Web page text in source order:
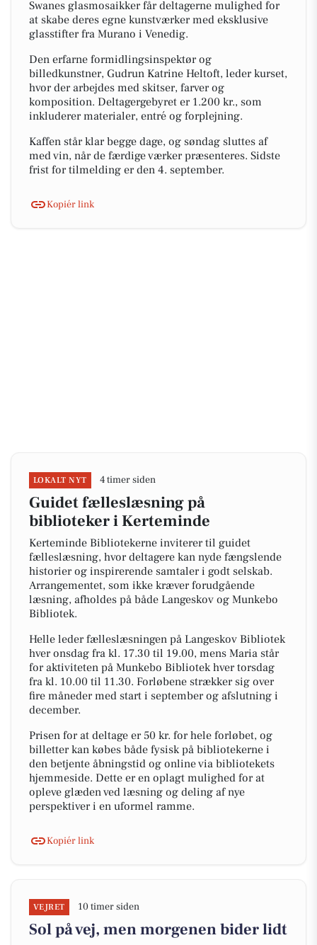
Swanes glasmosaikker får deltagerne mulighed for
at skabe deres egne kunstværker med eksklusive
glasstifter fra Murano i Venedig.
Den erfarne formidlingsinspektør og
billedkunstner, Gudrun Katrine Heltoft, leder kurset,
hvor der arbejdes med skitser, farver og
komposition. Deltagergebyret er 1.200 kr., som
inkluderer materialer, entré og forplejning.
Kaffen står klar begge dage, og søndag sluttes af
med vin, når de færdige værker præsenteres. Sidste
frist for tilmelding er den 4. september.
Kopiér link
LOKALT NYT 4 timer siden
Guidet fælleslæsning på
biblioteker i Kerteminde
Kerteminde Bibliotekerne inviterer til guidet
fælleslæsning, hvor deltagere kan nyde fængslende
historier og inspirerende samtaler i godt selskab.
Arrangementet, som ikke kræver forudgående
læsning, afholdes på både Langeskov og Munkebo
Bibliotek.
Helle leder fælleslæsningen på Langeskov Bibliotek
hver onsdag fra kl. 17.30 til 19.00, mens Maria står
for aktiviteten på Munkebo Bibliotek hver torsdag
fra kl. 10.00 til 11.30. Forløbene strækker sig over
fire måneder med start i september og afslutning i
december.
Prisen for at deltage er 50 kr. for hele forløbet, og
billetter kan købes både fysisk på bibliotekerne i
den betjente åbningstid og online via bibliotekets
hjemmeside. Dette er en oplagt mulighed for at
opleve glæden ved læsning og deling af nye
perspektiver i en uformel ramme.
Kopiér link
VEJRET 10 timer siden
Sol på vej, men morgenen bider lidt